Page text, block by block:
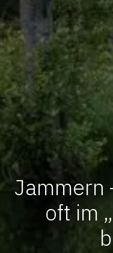
Jammern
oft im